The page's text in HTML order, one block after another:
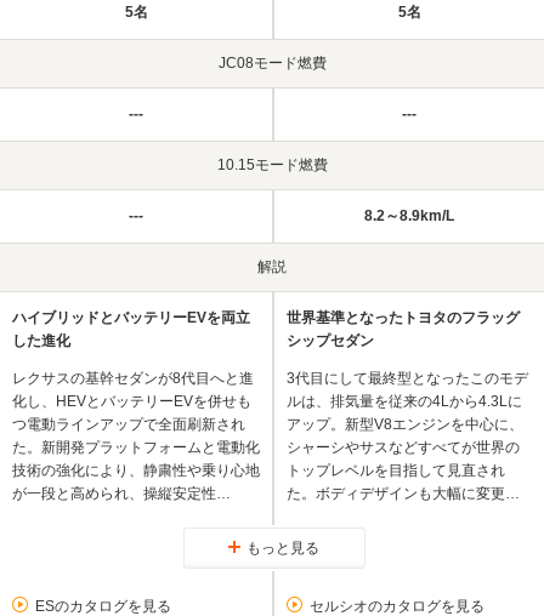
5名 5名
JC08モード燃費
--- ---
10.15モード燃費
--- 8.2～8.9km/L
解説
ハイブリッドとバッテリーEVを両立
した進化
レクサスの基幹セダンが8代目へと進
化し、HEVとバッテリーEVを併せも
つ電動ラインアップで全面刷新され
た。新開発プラットフォームと電動化
技術の強化により、静粛性や乗り心地
が一段と高められ、操縦安定性…
世界基準となったトヨタのフラッグ
シップセダン
3代目にして最終型となったこのモデ
ルは、排気量を従来の4Lから4.3Lに
アップ。新型V8エンジンを中心に、
シャーシやサスなどすべてが世界の
トップレベルを目指して見直され
た。ボディデザインも大幅に変更…
もっと見る
ESのカタログを見る セルシオのカタログを見る